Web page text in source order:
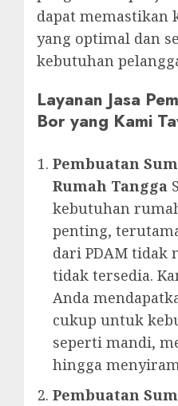
dapat memastikan
yang optimal dan
kebutuhan
Layanan Jasa
Bor yang Kami
Pembuatan
Rumah Tangga
kebutuhan
penting,
dari PDAM tidak
tidak tersedia.
Anda
cukup untuk
seperti mandi,
hingga
Pembuatan